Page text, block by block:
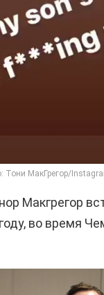
Тони МакГрегор/
Макгрегор
во время